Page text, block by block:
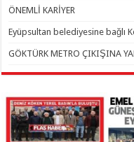
ÖNEMLİ KARİYER
Eyüpsultan belediyesine bağlı
GÖKTÜRK METRO ÇIKIŞINA